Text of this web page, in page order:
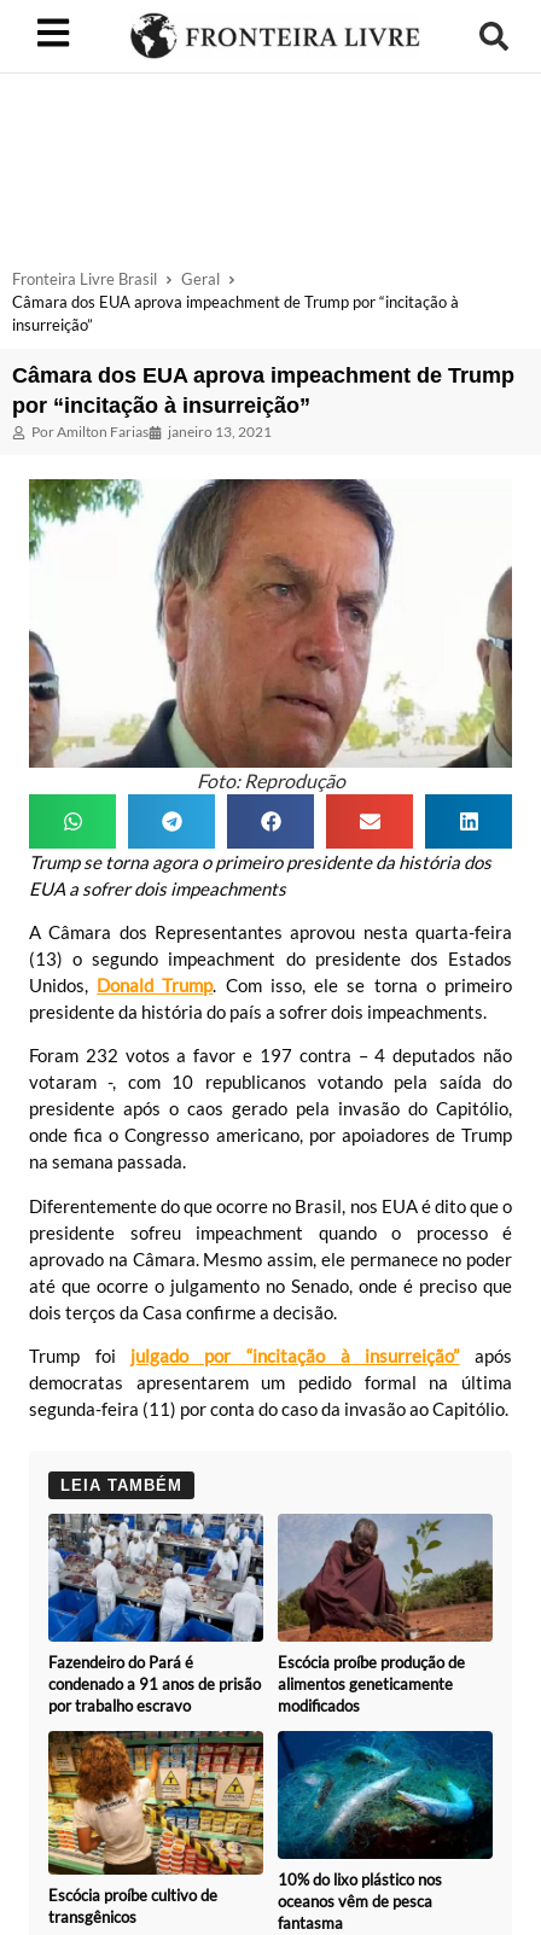
Fronteira Livre Brasil
Geral
Câmara dos EUA aprova impeachment de Trump por “incitação à
insurreição”
Câmara dos EUA aprova impeachment de Trump
por “incitação à insurreição”
PorAmilton Farias janeiro 13, 2021
Foto: Reprodução
Trump se torna agora o primeiro presidente da história dos
EUA a sofrer dois impeachments
A Câmara dos Representantes aprovou nesta quarta-feira
(13) o segundo impeachment do presidente dos Estados
Unidos, Donald Trump. Com isso, ele se torna o primeiro
presidente da história do país a sofrer dois impeachments.
Foram 232 votos a favor e 197 contra – 4 deputados não
votaram -, com 10 republicanos votando pela saída do
presidente após o caos gerado pela invasão do Capitólio,
onde fica o Congresso americano, por apoiadores de Trump
na semana passada.
Diferentemente do que ocorre no Brasil, nos EUA é dito que o
presidente sofreu impeachment quando o processo é
aprovado na Câmara. Mesmo assim, ele permanece no poder
até que ocorre o julgamento no Senado, onde é preciso que
dois terços da Casa confirme a decisão.
Trump foi julgado por “incitação à insurreição”após
democratas apresentarem um pedido formal na última
segunda-feira (11) por conta do caso da invasão ao Capitólio.
LEIA TAMBÉM
Fazendeiro do Pará é
condenado a 91 anos de prisão
por trabalho escravo
Escócia proíbe produção de
alimentos geneticamente
modificados
Escócia proíbe cultivo de
transgênicos
10% do lixo plástico nos
oceanos vêm de pesca
fantasma